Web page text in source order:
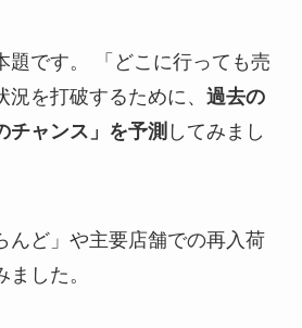
題です。 「どこに行っても売
を打破するために、 過去の
チャンス」を予測 してみまし
んど」や主要店舗での再入荷
した。